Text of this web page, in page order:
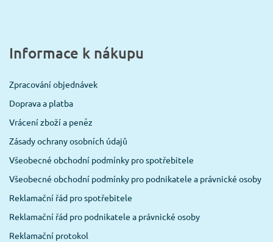
Informace k nákupu
Zpracování objednávek
Doprava a platba
Vrácení zboží a peněz
Zásady ochrany osobních údajů
Všeobecné obchodní podmínky pro spotřebitele
Všeobecné obchodní podmínky pro podnikatele a právnické osoby
Reklamační řád pro spotřebitele
Reklamační řád pro podnikatele a právnické osoby
Reklamační protokol